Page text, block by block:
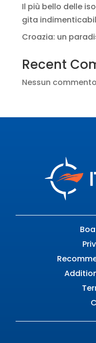
Il più bello delle
gita
Croazia: un
Recent
Nessun